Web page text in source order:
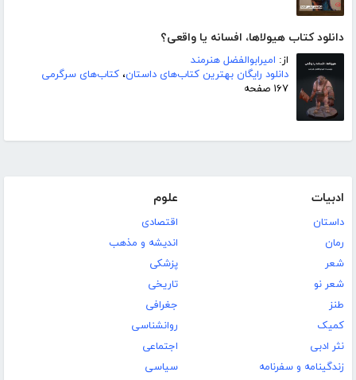
دانلود کتاب هیولاها، افسانه یا واقعی؟
از: امیرابوالفضل هنرمند
دانلود رایگان بهترین کتاب‌های داستان، کتاب‌های سرگرمی
۱۶۷ صفحه
ادبیات
داستان
رمان
شعر
شعر نو
طنز
کمیک
نثر ادبی
زندگینامه و سفرنامه
علوم
اقتصادی
اندیشه و مذهب
پزشکی
تاریخی
جغرافی
روانشناسی
اجتماعی
سیاسی